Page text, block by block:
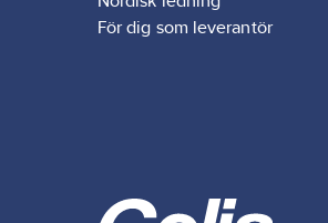
För dig som leverantör